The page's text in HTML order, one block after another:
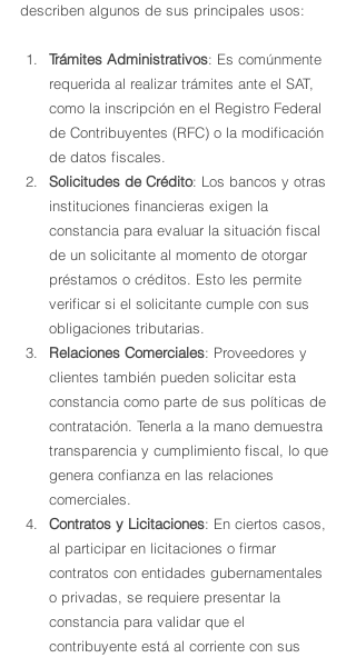
describen algunos de sus principales usos:
Trámites Administrativos: Es comúnmente
requerida al realizar trámites ante el SAT,
como la inscripción en el Registro Federal
de Contribuyentes (RFC) o la modificación
de datos fiscales.
Solicitudes de Crédito: Los bancos y otras
instituciones financieras exigen la
constancia para evaluar la situación fiscal
de un solicitante al momento de otorgar
préstamos o créditos. Esto les permite
verificar si el solicitante cumple con sus
obligaciones tributarias.
Relaciones Comerciales: Proveedores y
clientes también pueden solicitar esta
constancia como parte de sus políticas de
contratación. Tenerla a la mano demuestra
transparencia y cumplimiento fiscal, lo que
genera confianza en las relaciones
comerciales.
Contratos y Licitaciones: En ciertos casos,
al participar en licitaciones o firmar
contratos con entidades gubernamentales
o privadas, se requiere presentar la
constancia para validar que el
contribuyente está al corriente con sus